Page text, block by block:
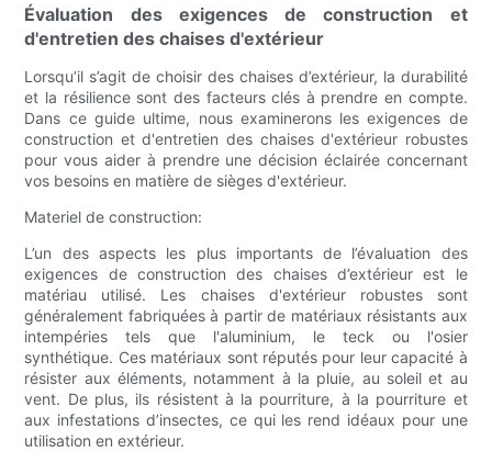
Évaluation des exigences de construction et
d'entretien des chaises d'extérieur
Lorsqu’il s’agit de choisir des chaises d’extérieur, la durabilité
et la résilience sont des facteurs clés à prendre en compte.
Dans ce guide ultime, nous examinerons les exigences de
construction et d'entretien des chaises d'extérieur robustes
pour vous aider à prendre une décision éclairée concernant
vos besoins en matière de sièges d'extérieur.
Materiel de construction:
L’un des aspects les plus importants de l’évaluation des
exigences de construction des chaises d’extérieur est le
matériau utilisé. Les chaises d'extérieur robustes sont
généralement fabriquées à partir de matériaux résistants aux
intempéries tels que l'aluminium, le teck ou l'osier
synthétique. Ces matériaux sont réputés pour leur capacité à
résister aux éléments, notamment à la pluie, au soleil et au
vent. De plus, ils résistent à la pourriture, à la pourriture et
aux infestations d’insectes, ce qui les rend idéaux pour une
utilisation en extérieur.